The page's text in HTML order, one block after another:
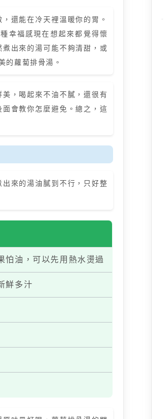
還能在冷天裡溫暖你的胃。
幸福感現在想起來都覺得懷
出來的湯可能不夠清甜，或
的蘿蔔排骨湯。
，喝起來不油不膩，還很有
會教你怎麼避免。總之，這
來的湯油膩到不行，只好整
怕油，可以先用熱水燙過
鮮多汁